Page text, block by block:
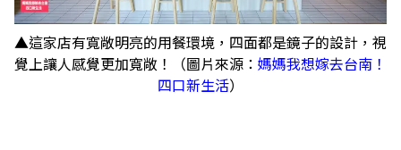
▲這家店有寬敞明亮的用餐環境，四面都是鏡子的設計，視
覺上讓人感覺更加寬敞！（圖片來源： 媽媽我想嫁去台南！
四口新生活）